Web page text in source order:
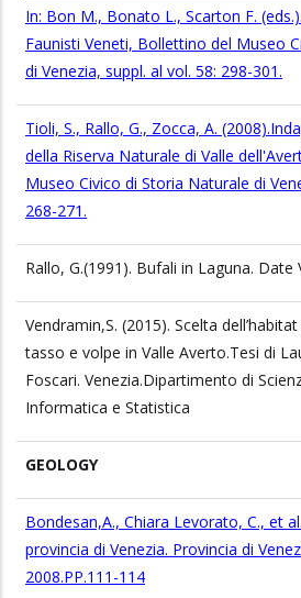
In: Bon M., Bonato L., Scarton F.
Faunisti Veneti, Bollettino del Museo
di Venezia, suppl. al vol. 58: 298-301.
Tioli, S., Rallo, G., Zocca, A.
della Riserva Naturale di Valle
Museo Civico di Storia Naturale di
268-271.
Rallo, G.(1991). Bufali in Laguna. Date
Vendramin,S. (2015). Scelta
tasso e volpe in Valle Averto.Tesi di
Foscari. Venezia.Dipartimento di
Informatica e Statistica
GEOLOGY
Bondesan,A., Chiara Levorato, C., et
provincia di Venezia. Provincia di
2008.PP.111-114